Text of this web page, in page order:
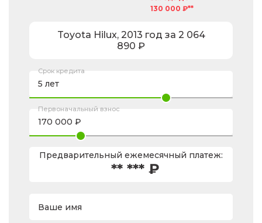
130 000 ₽**
Toyota Hilux, 2013 год за 2 064
890 ₽
Срок кредита
Первоначальный взнос
Предварительный ежемесячный платеж:
** *** ₽
Ваше имя